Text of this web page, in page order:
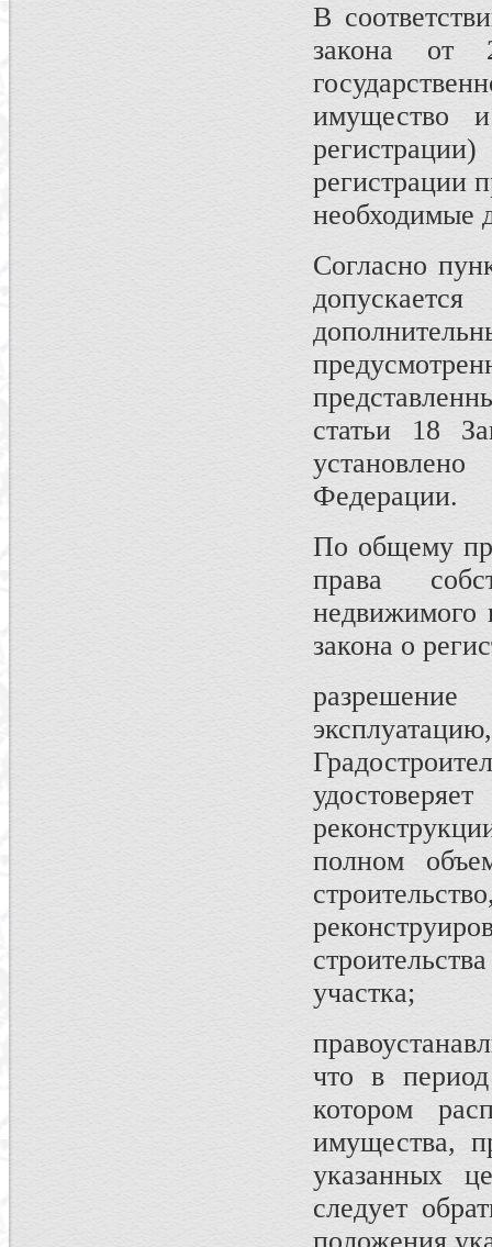
В
закона
имущество
регистрации
необходимые
Согласно
статьи 18
Федерации.
По общему
права
недвижимого
закона о
полном
участка;
что в период
котором
имущества,
указанных
следует